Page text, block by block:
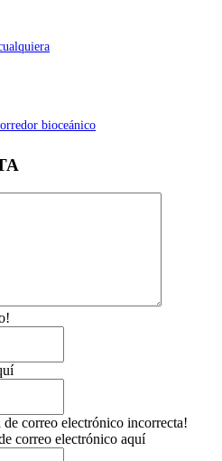
bioceánico
correo electrónico incorrecta!
correo electrónico aquí